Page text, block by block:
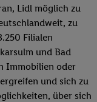
Lidl möglich zu
zu
Filialen
und Bad
Immobilien oder
und sich zu
über sich